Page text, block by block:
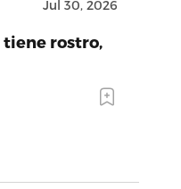
Jul 30, 2026
rostro,